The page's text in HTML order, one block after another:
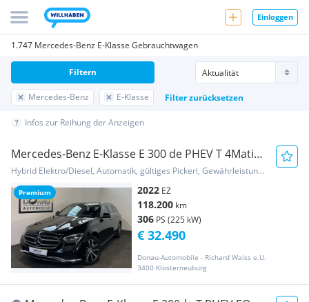
Einloggen
1.747 Mercedes-Benz E-Klasse Gebrauchtwagen
Mercedes-Benz E-Klasse Filter zurücksetzen
Filtern
Infos zur Reihung der Anzeigen
Premium
Mercedes-Benz E-Klasse E 300 de PHEV T 4Matic
Aut. Avantgarde * ACC *...
Hybrid Elektro/Diesel, Automatik, gültiges Pickerl, Gewährleistung, Garantie
2022 EZ
118.200 km
306 PS (225 kW)
Donau-Automobile - Richard Waiss e.U.
3400 Klosterneuburg
€ 32.490